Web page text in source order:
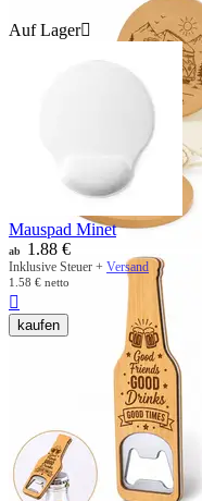
Auf Lager
Mauspad Minet
ab 1.88 €
Inklusive Steuer + Versand
1.58 € netto

kaufen